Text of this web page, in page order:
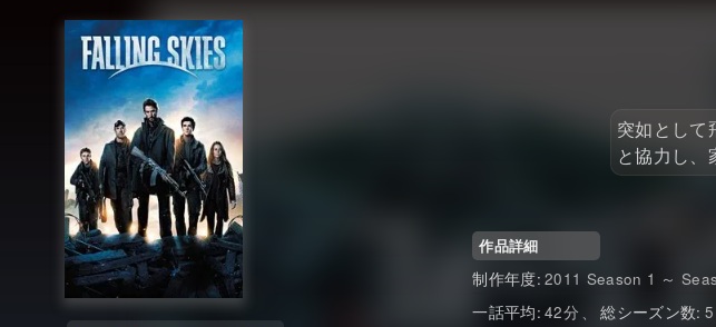
突如として
と協力し、
作品詳細
制作年度 2011 Season 1 ～
一話平均 42 総シーズン数 5